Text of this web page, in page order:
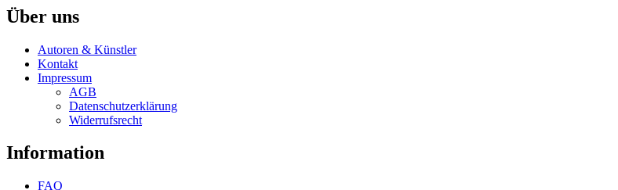
Über uns
Autoren & Künstler
Kontakt
Impressum
AGB
Datenschutzerklärung
Widerrufsrecht
Information
FAQ